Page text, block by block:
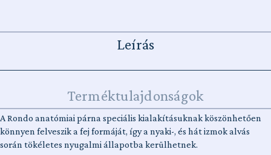
Leírás
Terméktulajdonságok
A Rondo anatómiai párna speciális kialakításuknak köszönhetően
könnyen felveszik a fej formáját, így a nyaki-, és hát izmok alvás
során tökéletes nyugalmi állapotba kerülhetnek.